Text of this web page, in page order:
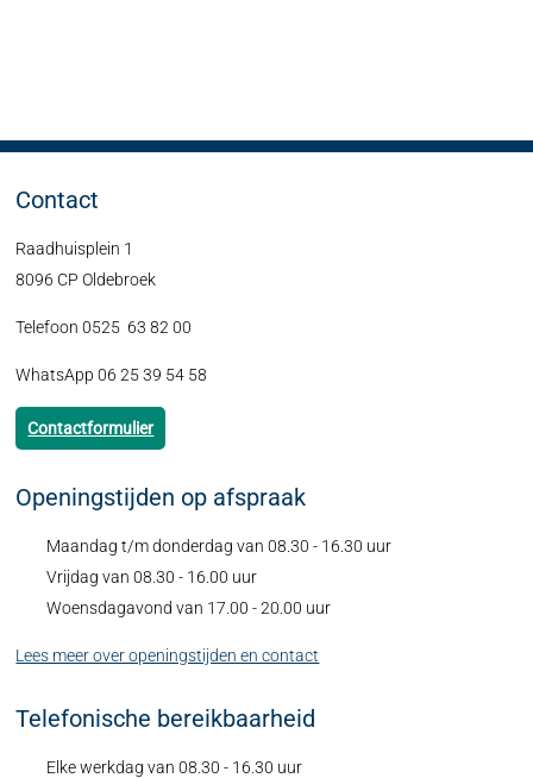
Contact
Raadhuisplein 1
8096 CP Oldebroek
Telefoon 0525 63 82 00
WhatsApp 06 25 39 54 58
Contactformulier
Openingstijden op afspraak
Maandag t/m donderdag van 08.30 - 16.30 uur
Vrijdag van 08.30 - 16.00 uur
Woensdagavond van 17.00 - 20.00 uur
Lees meer over openingstijden en contact
Telefonische bereikbaarheid
Elke werkdag van 08.30 - 16.30 uur